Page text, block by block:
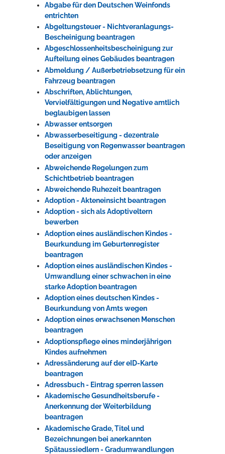
Konzerte, Tagungen und vieles mehr
Die Stadthalle Hockenheim bietet den perfekten Standort für Events
Erleben in Hockenheim
Spaß unter prickelnden Wasserfällen, das rauschende Meer im
Wellenbecken oder doch lieber die pure Entspannung auf der
Sprudelliege im Solebecken?
Abgabe für den Deutschen Weinfonds
entrichten
Abgeltungsteuer - Nichtveranlagungs-
Bescheinigung beantragen
Abgeschlossenheitsbescheinigung zur
Aufteilung eines Gebäudes beantragen
Abmeldung / Außerbetriebsetzung für ein
Fahrzeug beantragen
Abschriften, Ablichtungen,
Vervielfältigungen und Negative amtlich
beglaubigen lassen
Abwasser entsorgen
Abwasserbeseitigung - dezentrale
Beseitigung von Regenwasser beantragen
oder anzeigen
Abweichende Regelungen zum
Schichtbetrieb beantragen
Abweichende Ruhezeit beantragen
Adoption - Akteneinsicht beantragen
Adoption - sich als Adoptiveltern
bewerben
Adoption eines ausländischen Kindes -
Beurkundung im Geburtenregister
beantragen
Adoption eines ausländischen Kindes -
Umwandlung einer schwachen in eine
starke Adoption beantragen
Adoption eines deutschen Kindes -
Beurkundung von Amts wegen
Adoption eines erwachsenen Menschen
beantragen
Adoptionspflege eines minderjährigen
Kindes aufnehmen
Adressänderung auf der eID-Karte
beantragen
Adressbuch - Eintrag sperren lassen
Akademische Gesundheitsberufe -
Anerkennung der Weiterbildung
beantragen
Akademische Grade, Titel und
Bezeichnungen bei anerkannten
Spätaussiedlern - Gradumwandlungen